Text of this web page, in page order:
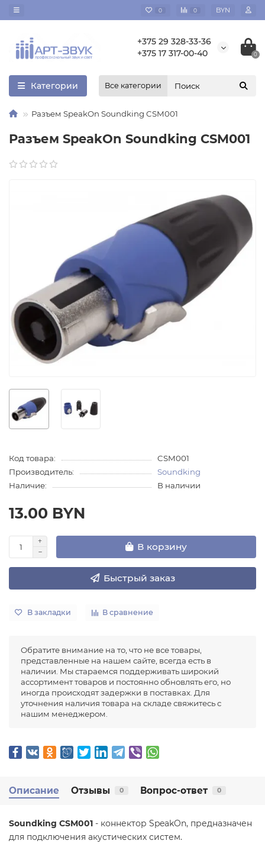
0 0 BYN
+375 29 328-33-36
+375 17 317-00-40
0
Категории Все категории
Разъем SpeakOn Soundking CSM001
Разъем SpeakOn Soundking CSM001
Код товара:
CSM001
Производитель:
Soundking
Наличие:
В наличии
13.00 BYN
В корзину
Быстрый заказ
В закладки В сравнение
Обратите внимание на то, что не все товары,
представленные на нашем сайте, всегда есть в
наличии. Мы стараемся поддерживать широкий
ассортимент товаров и постоянно обновлять его, но
иногда происходят задержки в поставках. Для
уточнения наличия товара на складе свяжитесь с
нашим менеджером.
Описание Отзывы 0 Вопрос-ответ 0
Soundking CSM001 - коннектор SpeakOn, предназначен
для подключения акустических систем.